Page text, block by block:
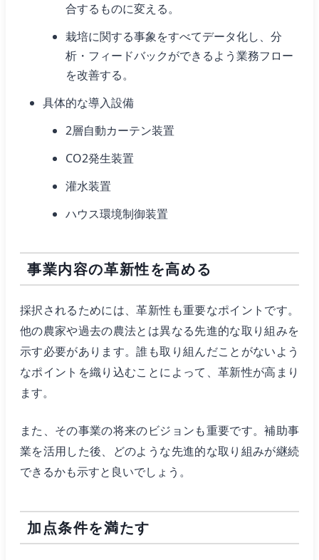
合するものに変える。
栽培に関する事象をすべてデータ化し、分
析・フィードバックができるよう業務フロー
を改善する。
具体的な導入設備
2層自動カーテン装置
CO2発生装置
灌水装置
ハウス環境制御装置
事業内容の革新性を高める
採択されるためには、革新性も重要なポイントです。
他の農家や過去の農法とは異なる先進的な取り組みを
示す必要があります。誰も取り組んだことがないよう
なポイントを織り込むことによって、革新性が高まり
ます。
また、その事業の将来のビジョンも重要です。補助事
業を活用した後、どのような先進的な取り組みが継続
できるかも示すと良いでしょう。
加点条件を満たす